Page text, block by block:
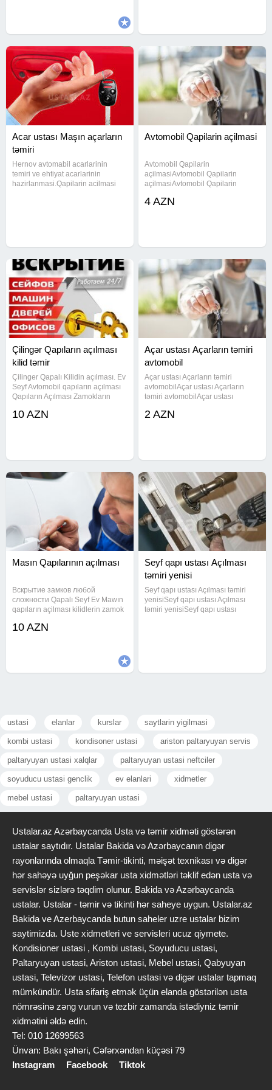
Acar ustası Maşın açarların
təmiri
Hernov avtomabil acarlarinin
temiri ve ehtiyat acarlarinin
hazirlanmasi.Qapilarin acilmasi
Avtomobil Qapilarin açilmasi
Avtomobil Qapilarin
açilmasiAvtomobil Qapilarin
açilmasiAvtomobil Qapilarin
açilmasiAvtomobil Qapilarin
4 AZN
Çilingər Qapıların açılması
kilid təmir
Çilinger Qapalı Kilidin açılması. Ev
Seyf Avtomobil qapıların açılması
Qapıların Açılması Zamokların
ve yenilenmesi yerinde operativ
10 AZN
Açar ustası Açarların təmiri
avtomobil
Açar ustası Açarların təmiri
avtomobilAçar ustası Açarların
təmiri avtomobilAçar ustası
ustası Açarların təmiri
2 AZN
Masın Qapılarının açılması
Вскрытие замков любой
сложности Qapalı Seyf Ev Mawın
qapıların açilması kilidlerin zamok
operativ xidmet gosterilir. seyf
10 AZN
Seyf qapı ustası Açılması
təmiri yenisi
Seyf qapı ustası Açılması təmiri
yenisiSeyf qapı ustası Açılması
təmiri yenisiSeyf qapı ustası
ustasi elanlar kurslar saytlarin yigilmasi
kombi ustasi kondisoner ustasi ariston paltaryuyan servis
paltaryuyan ustasi xalqlar paltaryuyan ustasi neftciler
soyuducu ustasi genclik ev elanlari xidmetler
mebel ustasi paltaryuyan ustasi
Ustalar.az Azərbaycanda Usta və təmir xidməti göstərən
ustalar saytıdır. Ustalar Bakida və Azərbaycanın digər
rayonlarında olmaqla Təmir-tikinti, məişət texnikası və digər
hər sahəyə uyğun peşəkar usta xidmətləri təklif edən usta və
servislər sizlərə təqdim olunur. Bakida və Azərbaycanda
ustalar. Ustalar - təmir və tikinti hər saheye uygun. Ustalar.az
Bakida ve Azerbaycanda butun saheler uzre ustalar bizim
saytimizda. Uste xidmetleri ve servisleri ucuz qiymete.
Kondisioner ustasi , Kombi ustasi, Soyuducu ustasi,
Paltaryuyan ustasi, Ariston ustasi, Mebel ustasi, Qabyuyan
ustasi, Televizor ustasi, Telefon ustasi və digər ustalar tapmaq
mümkündür. Usta sifariş etmək üçün elanda göstərilən usta
nömrəsinə zəng vurun və tezbir zamanda istədiyniz təmir
xidmətini əldə edin.
Tel: 010 12699563
Ünvan: Bakı şəhəri, Cəfərxəndan küçəsi 79
Instagram
Facebook Tiktok